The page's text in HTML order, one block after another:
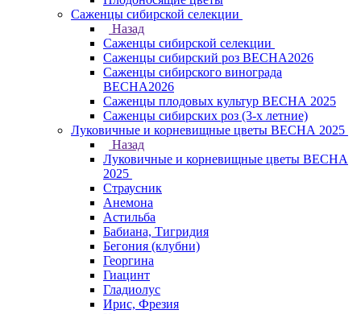
Саженцы сибирской селекции
Назад
Саженцы сибирской селекции
Саженцы сибирский роз ВЕСНА2026
Саженцы сибирского винограда
ВЕСНА2026
Саженцы плодовых культур ВЕСНА 2025
Саженцы сибирских роз (3-х летние)
Луковичные и корневищные цветы ВЕСНА 2025
Назад
Луковичные и корневищные цветы ВЕСНА
2025
Страусник
Анемона
Астильба
Бабиана, Тигридия
Бегония (клубни)
Георгина
Гиацинт
Гладиолус
Ирис, Фрезия